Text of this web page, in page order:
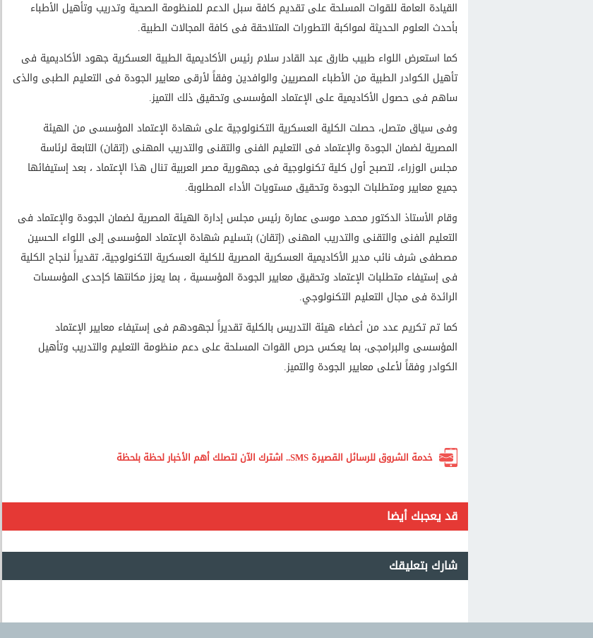
القيادة العامة للقوات المسلحة على تقديم كافة سبل الدعم للمنظومة الصحية وتدريب وتأهيل الأطباء
بأحدث العلوم الحديثة لمواكبة التطورات المتلاحقة فى كافة المجالات الطبية.
كما استعرض اللواء طبيب طارق عبد القادر سلام رئيس الأكاديمية الطبية العسكرية جهود الأكاديمية فى
تأهيل الكوادر الطبية من الأطباء المصريين والوافدين وفقاً لأرقى معايير الجودة فى التعليم الطبى والذى
ساهم فى حصول الأكاديمية على الإعتماد المؤسسى وتحقيق ذلك التميز.
وفى سياق متصل، حصلت الكلية العسكرية التكنولوجية على شهادة الإعتماد المؤسسى من الهيئة
المصرية لضمان الجودة والإعتماد فى التعليم الفنى والتقنى والتدريب المهنى (إتقان) التابعة لرئاسة
مجلس الوزراء، لتصبح أول كلية تكنولوجية فى جمهورية مصر العربية تنال هذا الإعتماد ، بعد إستيفائها
جميع معايير ومتطلبات الجودة وتحقيق مستويات الأداء المطلوبة.
وقام الأستاذ الدكتور محمـد موسى عمارة رئيس مجلس إدارة الهيئة المصرية لضمان الجودة والإعتماد فى
التعليم الفنى والتقنى والتدريب المهنى (إتقان) بتسليم شهادة الإعتماد المؤسسى إلى اللواء الحسين
مصطفى شرف نائب مدير الأكاديمية العسكرية المصرية للكلية العسكرية التكنولوجية، تقديراً لنجاح الكلية
فى إستيفاء متطلبات الإعتماد وتحقيق معايير الجودة المؤسسية ، بما يعزز مكانتها كإحدى المؤسسات
الرائدة فى مجال التعليم التكنولوجي.
كما تم تكريم عدد من أعضاء هيئة التدريس بالكلية تقديراً لجهودهم فى إستيفاء معايير الإعتماد
المؤسسى والبرامجى، بما يعكس حرص القوات المسلحة على دعم منظومة التعليم والتدريب وتأهيل
الكوادر وفقاً لأعلى معايير الجودة والتميز.
خدمة الشروق للرسائل القصيرة SMS.. اشترك الآن لتصلك أهم الأخبار لحظة بلحظة
قد يعجبك أيضا
شارك بتعليقك